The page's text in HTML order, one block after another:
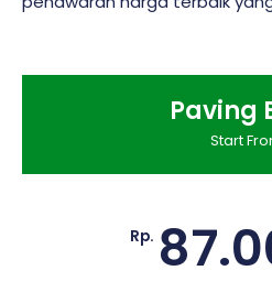
Paving
Start
Rp.